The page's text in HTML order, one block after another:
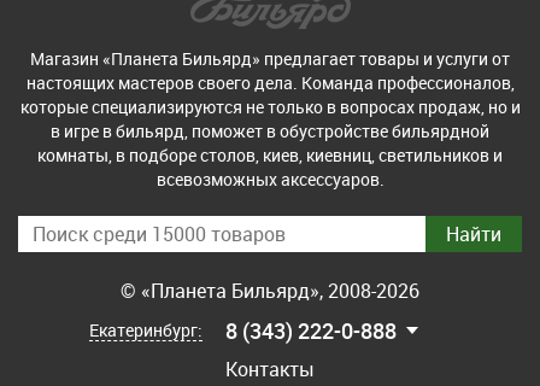
Магазин «Планета Бильярд» предлагает товары и услуги от
настоящих мастеров своего дела. Команда профессионалов,
которые специализируются не только в вопросах продаж, но и
в игре в бильярд, поможет в обустройстве бильярдной
комнаты, в подборе столов, киев, киевниц, светильников и
всевозможных аксессуаров.
© «Планета Бильярд», 2008-2026
Екатеринбург: 8 (343) 222-0-888
Контакты